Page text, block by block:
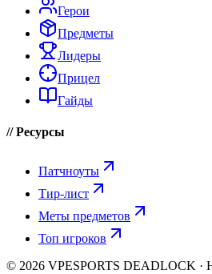
Герои
Предметы
Лидеры
Прицел
Гайды
// Ресурсы
Патчноуты
Тир-лист
Меты предметов
Топ игроков
© 2026 VPESPORTS DEADLOCK ·